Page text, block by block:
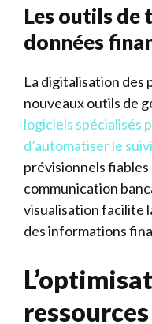
Les outils de
données
La digitalisation des
nouveaux outils de
logiciels spécialisés
d’automatiser le
prévisionnels fiables
communication
visualisation facilite
des informations